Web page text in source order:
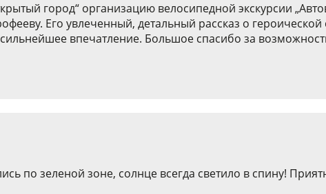
город“ организацию велосипедной экскурсии
Его увлеченный, детальный рассказ о
впечатление. Большое спасибо за
по зеленой зоне, солнце всегда светило в спину!